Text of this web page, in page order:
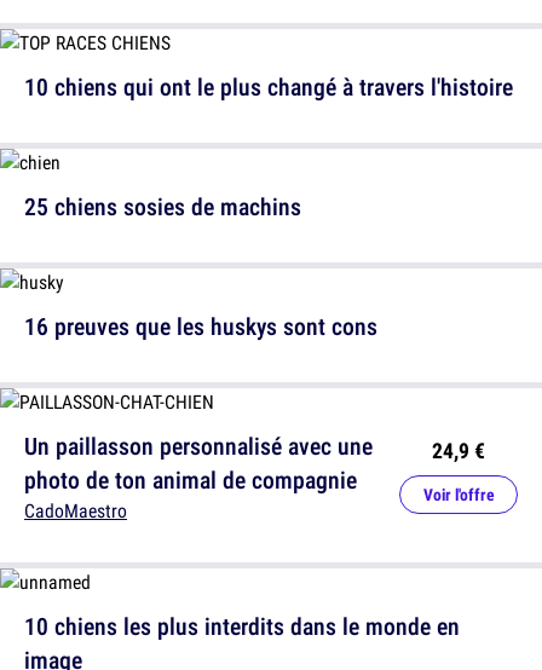
25 chiens sosies de machins
Un paillasson personnalisé avec une
photo de ton animal de compagnie
CadoMaestro
24,9 €
Voir l'offre
10 chiens qui ont le plus changé à travers l'histoire
16 preuves que les huskys sont cons
10 chiens les plus interdits dans le monde en
image